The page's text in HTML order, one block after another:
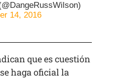
14, 2016
que es cuestión
haga oficial la